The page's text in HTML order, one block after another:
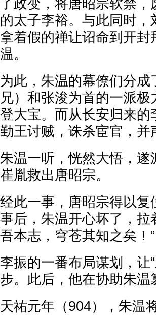
了政变，将唐昭宗软禁
的太子李裕。与此同时
拿着假的禅让诏命到开
温。
为此，朱温的幕僚们分
兄）和张浚为首的一派
登大宝。而从长安归来
勤王讨贼，诛杀宦官，并
朱温一听，恍然大悟，
崔胤救出唐昭宗。
经此一事，唐昭宗得以
事后，朱温开心坏了，拉
吾本志，穹苍其知之矣！”
李振的一番布局谋划，让
步。此后，他在协助朱
天祐元年（904），朱温